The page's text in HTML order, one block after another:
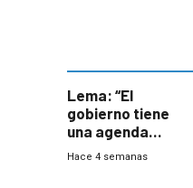
Lema: “El
gobierno tiene
una agenda
destructiva”
Hace 4 semanas